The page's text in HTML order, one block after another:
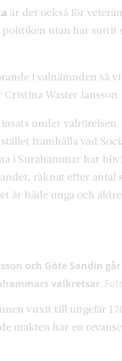
är det också för
politiken utan har
i valnämnden så
Waster Jansson.
under
framhålla vad
i Surahammar har
räknat efter antal
är både unga och
och Göte Sandin
valkretsar.
vuxit till ungefär
makten har en